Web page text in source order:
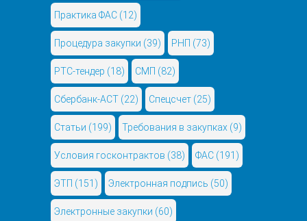
Практика ФАС (12)
Процедура закупки (39) РНП (73)
РТС-тендер (18) СМП (82)
Сбербанк-АСТ (22) Спецсчет (25)
Статьи (199) Требования в закупках (9)
Условия госконтрактов (38) ФАС (191)
ЭТП (151) Электронная подпись (50)
Электронные закупки (60)